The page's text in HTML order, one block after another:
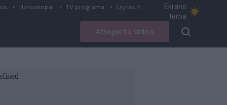
Horoskopai TV programa Lrytas.lt
Ekrano
tema
Atsiųskite video